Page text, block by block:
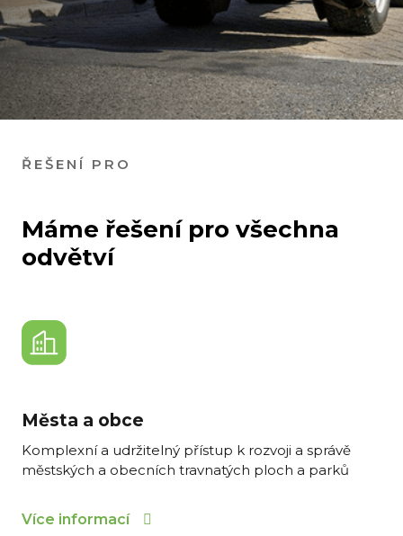
ŘEŠENÍ PRO
Máme řešení pro všechna
odvětví
Města a obce
Komplexní a udržitelný přístup k rozvoji a správě
městských a obecních travnatých ploch a parků
Více informací